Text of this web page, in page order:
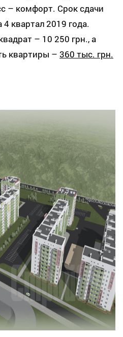
– комфорт. Срок сдачи
квартал 2019 года.
– 10 250 грн., а
квартиры – 360 тыс. грн.